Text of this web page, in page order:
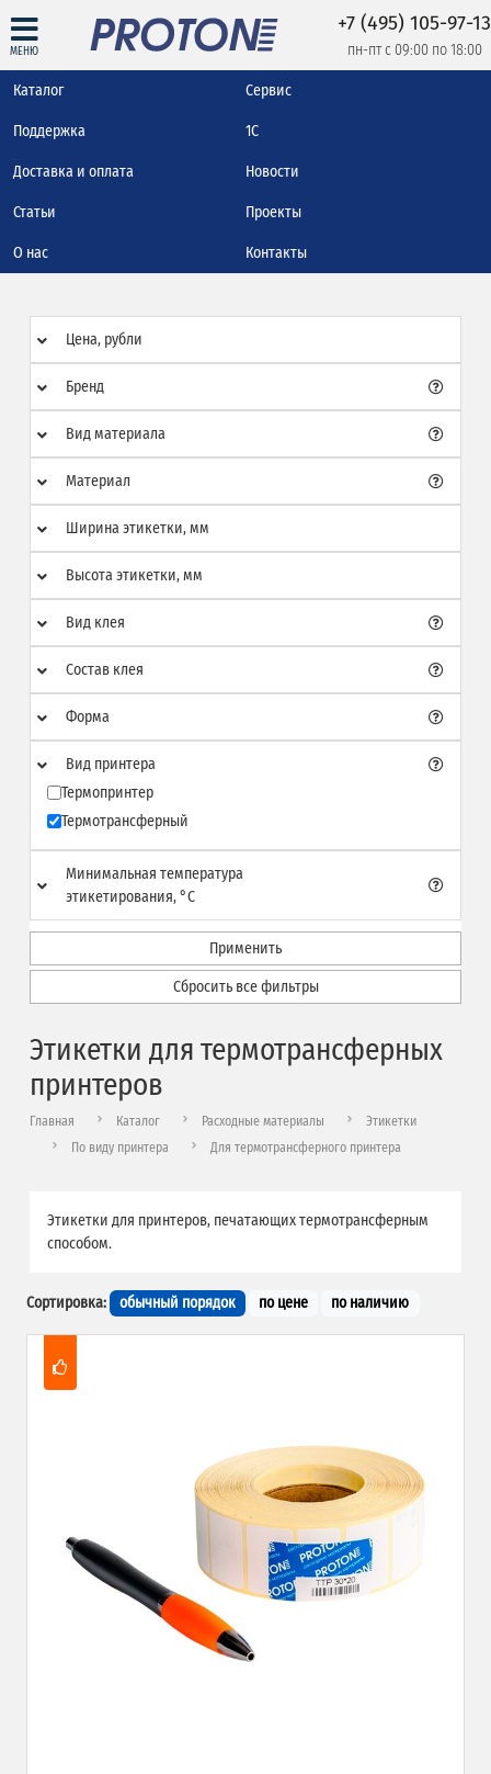
МЕНЮ
+7 (495) 105-97-13
пн-пт с 09:00 по 18:00
Каталог Сервис
Поддержка 1С
Доставка и оплата Новости
Статьи Проекты
О нас Контакты
Цена, рубли
Бренд
Вид материала
Материал
Ширина этикетки, мм
Высота этикетки, мм
Вид клея
Состав клея
Форма
Вид принтера
Термопринтер
Термотрансферный
Минимальная температура
этикетирования, °C
Применить
Сбросить все фильтры
Этикетки для термотрансферных
принтеров
Главная Каталог Расходные материалы
Этикетки
По виду принтера
Для термотрансферного принтера
Этикетки для принтеров, печатающих термотрансферным
способом.
Сортировка: обычный порядок по цене по наличию